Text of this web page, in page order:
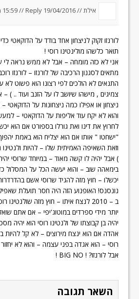
אילת //19/04/2016 um 15:59
//Reply
לורנזו זקוק לניצחון אחד בודד על הדוקאטי
תואר כלשהו מולינטינו רוסי !
אני לא כזה מומחה – אבל לא ממש נראה
מתאים לסגנון הרכיבה של לורנזו – לורנזו
התנאים לא הולכים לפי רצונו הוא פשוט
צמיגים , מישהו שיושב לו על הזנב ועוד .. ) –
ניצחון או אפילו כמה ניצחונות על הדוקאטי –
והוא לא יקח עוד אליפות על הדוקאטי –
לחרוץ את דינו ואת גורלו בספורט אם הוא
"ישחטו " אותו אם הוא יצליח הוא באמת
וזאת השאיפה האמיתית שלו – להיות
בימאהה שוב – והוא יעשה הכל על המסלול
יכשלו – חוץ מזה להגיד שרוסי אשם
נונסנס! האופנוע הזה היה חסר תועלת
ב – 2010 לנצח איתו – חוץ מזה
יותר מידי ספרדים במוטוג'יפי – אם אתם
יהיה בן קבוצתו של ולנטינו רוסי הוא יהיה
אהדה אם הוא ינצח מירוצים – לא קל להיות
רוסי – הוא אגדה בפני עצמה – והוא לא
אבל לורנזו? ! BIG NO !
השאר תגובה